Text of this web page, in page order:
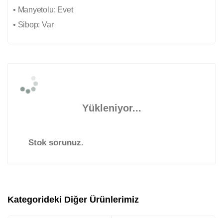
• Manyetolu: Evet
• Sibop: Var
Yükleniyor...
Stok sorunuz.
Kategorideki Diğer Ürünlerimiz